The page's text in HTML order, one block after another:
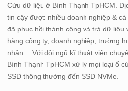
Cứu dữ liệu ở Bình Thạnh TpHCM.
tin cậy được nhiều doanh nghiệp &
đã phục hồi thành công và trả dữ liệu
hàng công ty, doanh nghiệp, trường
nhân… Với đội ngũ kĩ thuật viên
Bình Thạnh TpHCM xử lý mọi loại ổ
SSD thông thường đến SSD NVMe.